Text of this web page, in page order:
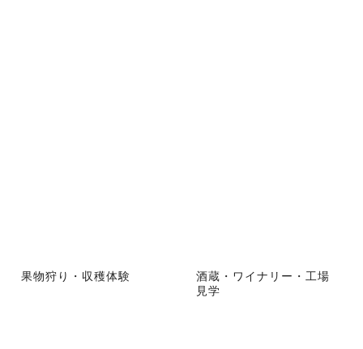
果物狩り・収穫体験
酒蔵・ワイナリー・工場
見学